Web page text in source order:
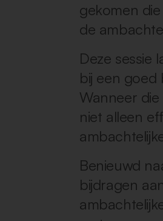
gekomen
de
Deze sessie
bij een goed
Wanneer
niet alleen
Benieuwd
bijdragen